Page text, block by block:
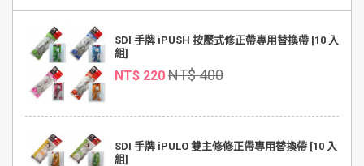
SDI 手牌 iPUSH 按壓式修正帶專用替換帶 [10 入
組]
NT$ 220 NT$ 400
SDI 手牌 iPULO 雙主修修正帶專用替換帶 [10 入
組]